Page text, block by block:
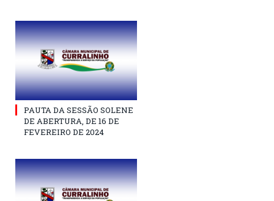
PAUTA DA SESSÃO SOLENE
DE ABERTURA, DE 16 DE
FEVEREIRO DE 2024